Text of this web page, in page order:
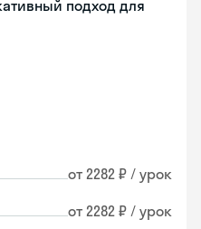
подход для
от 2282 ₽ / урок
от 2282 ₽ / урок